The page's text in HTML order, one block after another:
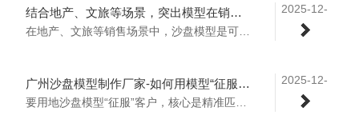
2025-12-
24
结合地产、文旅等场景，突出模型在销售中的作用
在地产、文旅等销售场景中，沙盘模型是可视化价值传递的核心载体，能将抽象的规划蓝图转化为可感知的消费场景，直接推动客户决策，具体作用分场景落地如下：..
2025-12-
24
广州沙盘模型制作厂家-如何用模型“征服”客户？